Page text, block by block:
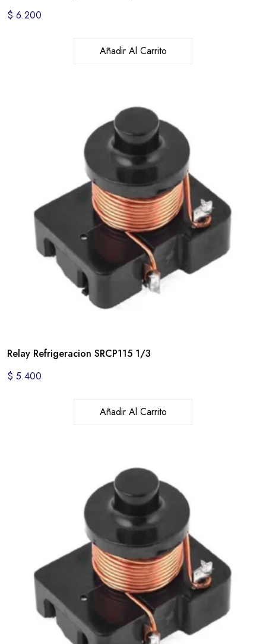
$ 6.200
Añadir Al Carrito
Relay Refrigeracion SRCP115 1/3
$ 5.400
Añadir Al Carrito